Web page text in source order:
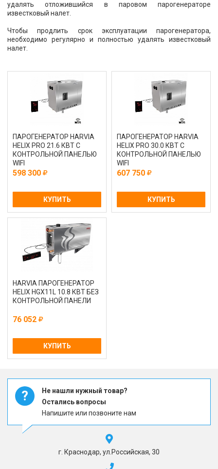
ПАРОГЕНЕРАТОР HARVIA
HELIX PRO 21.6 КВТ С
КОНТРОЛЬНОЙ ПАНЕЛЬЮ
WIFI
598 300
КУПИТЬ
ПАРОГЕНЕРАТОР HARVIA
HELIX PRO 30.0 КВТ С
КОНТРОЛЬНОЙ ПАНЕЛЬЮ
WIFI
607 750
КУПИТЬ
HARVIA ПАРОГЕНЕРАТОР
HELIX HGX11L 10.8 КВТ БЕЗ
КОНТРОЛЬНОЙ ПАНЕЛИ
76 052
КУПИТЬ
удалять отложившийся в паровом парогенераторе
известковый налет.
Чтобы продлить срок эксплуатации парогенератора,
необходимо регулярно и полностью удалять известковый
налет.
?
Не нашли нужный товар?
Остались вопросы
Напишите или позвоните нам
г. Краснодар, ул.Российская, 30